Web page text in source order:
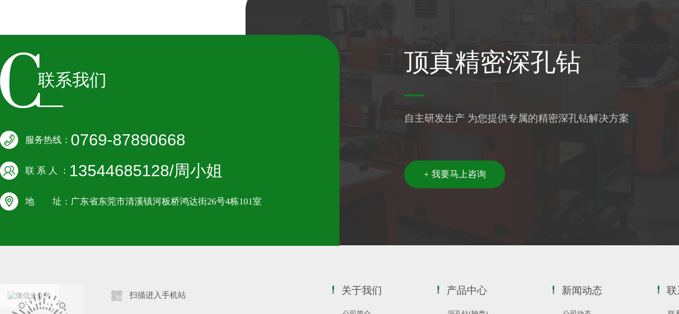
联系我们
服务热线： 0769-87890668
联 系 人 ： 13544685128/周小姐
地 址：广东省东莞市清溪镇河板桥鸿达街26号4栋101室
顶真精密深孔钻
自主研发生产 为您提供专属的精密深孔钻解决方案
+ 我要马上咨询
扫描进入手机站 关于我们 产品中心 新闻动态 联